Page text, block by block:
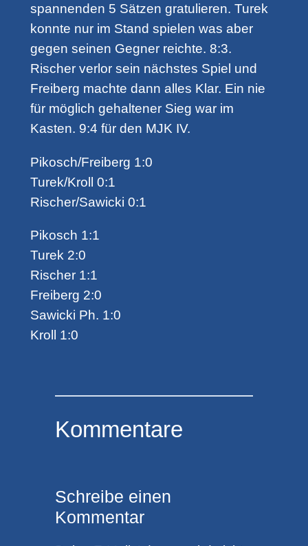
spannenden 5 Sätzen gratulieren. Turek
konnte nur im Stand spielen was aber
gegen seinen Gegner reichte. 8:3.
Rischer verlor sein nächstes Spiel und
Freiberg machte dann alles Klar. Ein nie
für möglich gehaltener Sieg war im
Kasten. 9:4 für den MJK IV.
Pikosch/Freiberg 1:0
Turek/Kroll 0:1
Rischer/Sawicki 0:1
Pikosch 1:1
Turek 2:0
Rischer 1:1
Freiberg 2:0
Sawicki Ph. 1:0
Kroll 1:0
Kommentare
Schreibe einen
Kommentar